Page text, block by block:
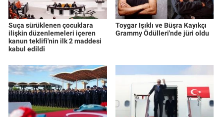
Suça sürüklenen çocuklara
ilişkin düzenlemeleri içeren
kanun teklifi'nin ilk 2 maddesi
kabul edildi
Toygar Işıklı ve Büşra Kayıkçı
Grammy Ödülleri'nde jüri oldu